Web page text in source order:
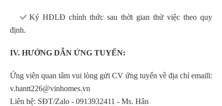
Ký HĐLĐ chính thức sau thời gian thử việc theo quy
định.
IV. HƯỚNG DẪN ỨNG TUYỂN:
Ứng viên quan tâm vui lòng gửi CV ứng tuyển về địa chỉ emaill:
v.hantt226@vinhomes.vn
Liên hệ: SĐT/Zalo - 0913932411 - Ms. Hân